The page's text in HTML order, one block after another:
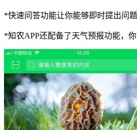
*快速问答功能让你能够即时提出问
*知农APP还配备了天气预报功能，